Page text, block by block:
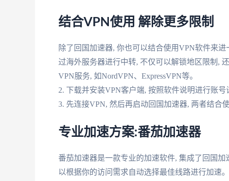
结合VPN使用 解除更多限制
除了回国加速器, 你也可以结合使用VPN软件来
过海外服务器进行中转, 不仅可以解锁地区限制,
VPN服务, 如NordVPN、ExpressVPN等。
2. 下载并安装VPN客户端, 按照软件说明进行账号
3. 先连接VPN, 然后再启动回国加速器, 两者结合
专业加速方案:番茄加速器
番茄加速器是一款专业的加速软件, 集成了回国
以根据你的访问需求自动选择最佳线路进行加速